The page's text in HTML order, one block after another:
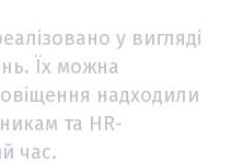
у вигляді
Їх можна
надходили
та HR-
час.